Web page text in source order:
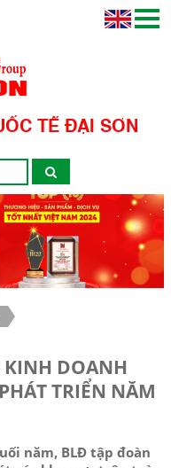
TẾ ĐẠI SƠN
KINH DOANH
TRIỂN NĂM
năm, BLĐ tập đoàn